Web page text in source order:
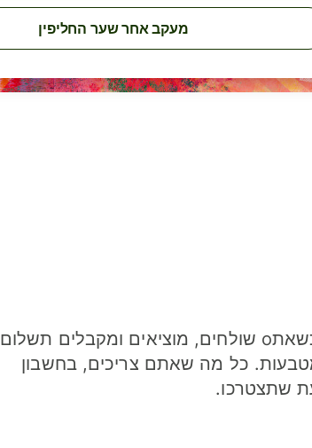
מעקב אחר שער החליפין
חסכו כסף כשאתo שולחים, מוציאים ומקבלים תשלום
40 מטבעות. כל מה שאתם צריכים, בחשבון
שתצטרכו.